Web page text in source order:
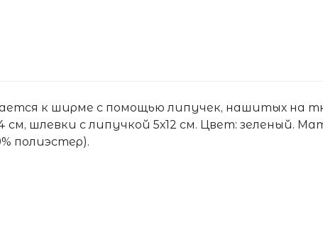
к ширме с помощью липучек, нашитых на
шлевки с липучкой 5х12 см. Цвет: зеленый.
полиэстер).